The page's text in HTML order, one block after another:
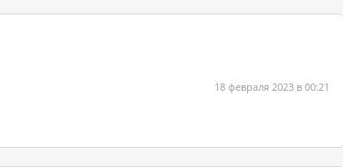
18 февраля 2023 в 00:21